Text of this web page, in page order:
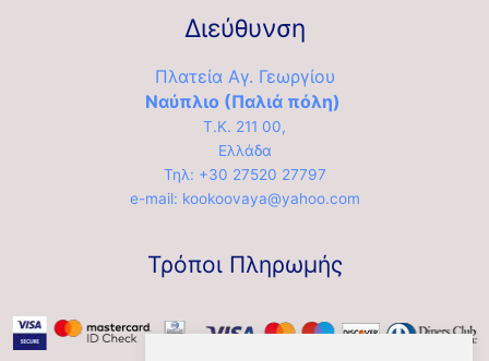
Διεύθυνση
Πλατεία Αγ. Γεωργίου
Ναύπλιο (Παλιά πόλη)
Τ.Κ. 211 00,
Ελλάδα
Τηλ: +30 27520 27797
e-mail: kookoovaya@yahoo.com
Τρόποι Πληρωμής